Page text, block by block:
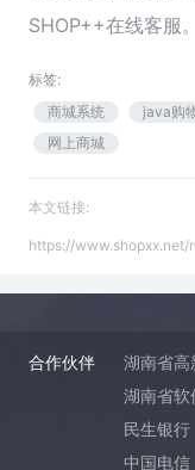
SHOP++在线客服。
标签:
商城系统
java购
网上商城
本文链接:
https://
合作伙伴
湖南省高
湖南省软
民生银行
中国电信